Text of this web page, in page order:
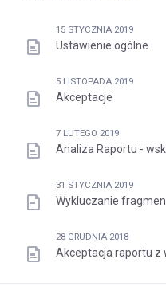
15 STYCZNIA 2019
Ustawienie ogólne
5 LISTOPADA 2019
Akceptacje
7 LUTEGO 2019
Analiza Raportu -
31 STYCZNIA 2019
Wykluczanie
28 GRUDNIA 2018
Akceptacja raportu z